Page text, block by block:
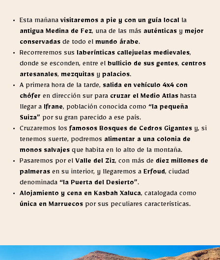
Esta mañana visitaremos a pie y con un guía local la
antigua Medina de Fez, una de las más auténticas y mejor
conservadas de todo el mundo árabe.
Recorreremos sus laberínticas callejuelas medievales,
donde se esconden, entre el bullicio de sus gentes, centros
artesanales, mezquitas y palacios.
A primera hora de la tarde, salida en vehículo 4x4 con
chófer en dirección sur para cruzar el Medio Atlas hasta
llegar a Ifrane, población conocida como “la pequeña
Suiza” por su gran parecido a ese país.
Cruzaremos los famosos Bosques de Cedros Gigantes y, si
tenemos suerte, podremos alimentar a una colonia de
monos salvajes que habita en lo alto de la montaña.
Pasaremos por el Valle del Ziz, con más de diez millones de
palmeras en su interior, y llegaremos a Erfoud, ciudad
denominada “la Puerta del Desierto”.
Alojamiento y cena en Kasbah Xaluca, catalogada como
única en Marruecos por sus peculiares características.